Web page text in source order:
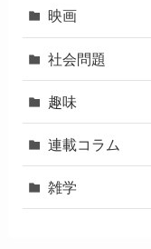
映画
社会問題
趣味
連載コラム
雑学